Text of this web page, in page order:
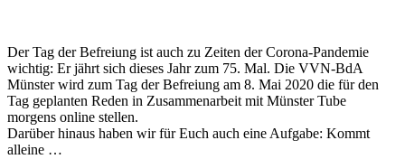
Der Tag der Befreiung ist auch zu Zeiten der Corona-Pandemie
wichtig: Er jährt sich dieses Jahr zum 75. Mal. Die VVN-BdA
Münster wird zum Tag der Befreiung am 8. Mai 2020 die für den
Tag geplanten Reden in Zusammenarbeit mit Münster Tube
morgens online stellen.
Darüber hinaus haben wir für Euch auch eine Aufgabe: Kommt
alleine …